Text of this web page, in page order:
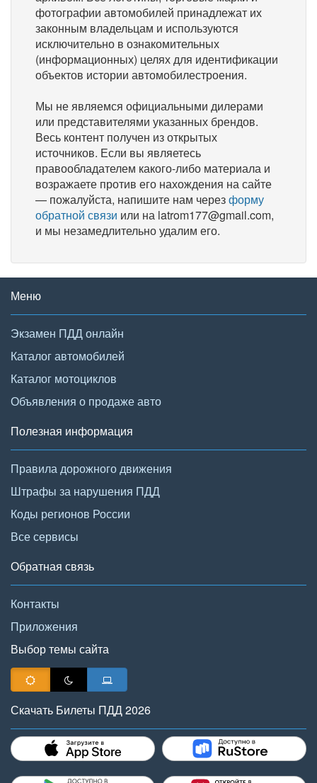
фотографии автомобилей принадлежат их
законным владельцам и используются
исключительно в ознакомительных
(информационных) целях для идентификации
объектов истории автомобилестроения.
Мы не являемся официальными дилерами
или представителями указанных брендов.
Весь контент получен из открытых
источников. Если вы являетесь
правообладателем какого-либо материала и
возражаете против его нахождения на сайте
— пожалуйста, напишите нам черезформу
обратной связи или на latrom177@gmail.com,
и мы незамедлительно удалим его.
Меню
Экзамен ПДД онлайн
Каталог автомобилей
Каталог мотоциклов
Объявления о продаже авто
Полезная информация
Правила дорожного движения
Штрафы за нарушения ПДД
Коды регионов России
Все сервисы
Обратная связь
Контакты
Приложения
Выбор темы сайта
Скачать Билеты ПДД 2026